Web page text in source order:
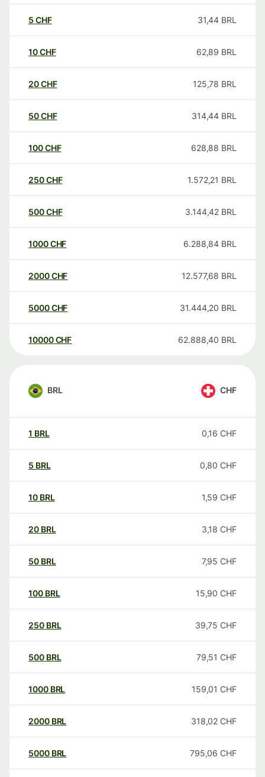
5 CHF 31,44 BRL
10CHF 62,89 BRL
20CHF 125,78 BRL
50CHF 314,44 BRL
100CHF 628,88 BRL
250CHF 1.572,21 BRL
500CHF 3.144,42 BRL
1000CHF 6.288,84 BRL
2000CHF 12.577,68 BRL
5000CHF 31.444,20 BRL
10000 CHF 62.888,40 BRL
BRL CHF
1 BRL 0,16 CHF
5 BRL 0,80 CHF
10 BRL 1,59 CHF
20 BRL 3,18 CHF
50 BRL 7,95 CHF
100 BRL 15,90 CHF
250 BRL 39,75 CHF
500 BRL 79,51 CHF
1000 BRL 159,01 CHF
2000 BRL 318,02 CHF
5000 BRL 795,06 CHF